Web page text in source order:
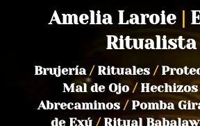
Amelia Laroie
Ritualista
Brujería /Rituales /
Mal de Ojo /Hechizos
Abrecaminos/Pomba
de Exú/Ritual